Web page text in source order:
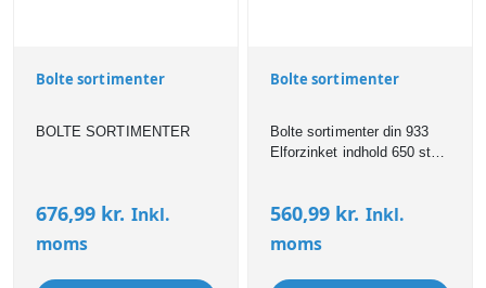
Bolte sortimenter
BOLTE SORTIMENTER
676,99 kr. Inkl.
moms
Bolte sortimenter
Bolte sortimenter din 933
Elforzinket indhold 650 styk
560,99 kr. Inkl.
moms